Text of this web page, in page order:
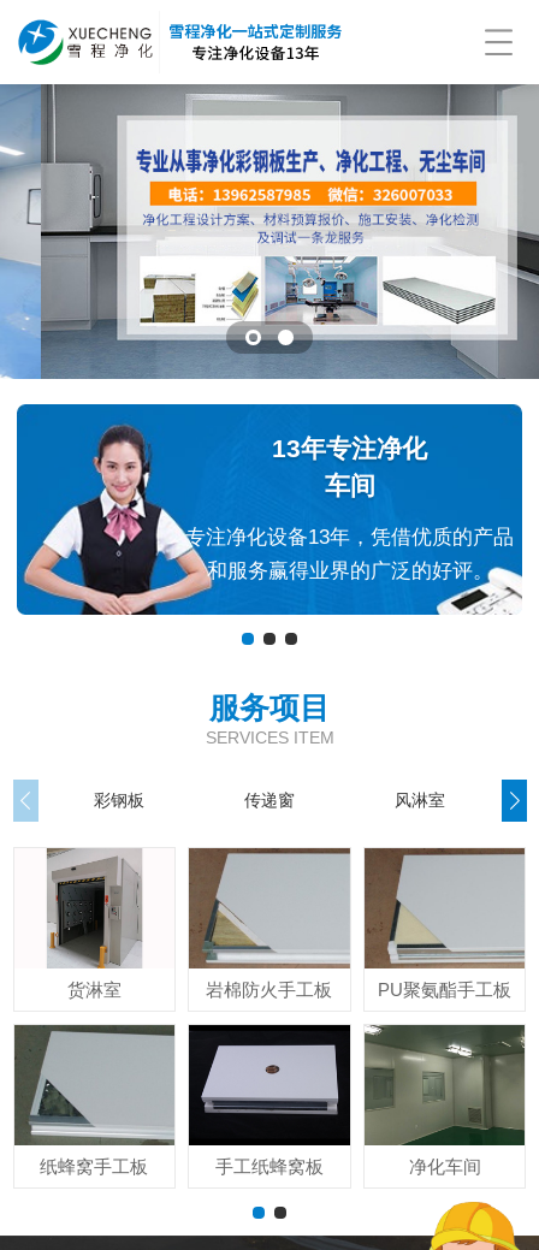
13年专注净化
车间
专注净化设备13年，凭借优质的产品
和服务赢得业界的广泛的好评。
服务项目
SERVICES ITEM
彩钢板 传递窗 风淋室
货淋室
纸蜂窝手工板
岩棉防火手工板
手工纸蜂窝板
PU聚氨酯手工板
净化车间